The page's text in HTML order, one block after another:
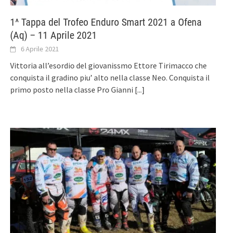
1^ Tappa del Trofeo Enduro Smart 2021 a Ofena
(Aq) – 11 Aprile 2021
6 Aprile 2021
Vittoria all’esordio del giovanissmo Ettore Tirimacco che
conquista il gradino piu’ alto nella classe Neo. Conquista il
primo posto nella classe Pro Gianni [...]